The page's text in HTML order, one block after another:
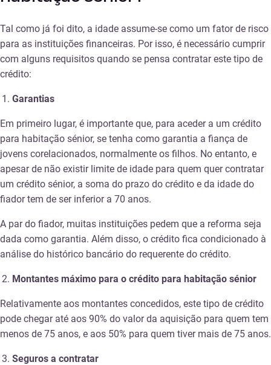
Tal como já foi dito, a idade assume-se como um fator de risco
para as instituições financeiras. Por isso, é necessário cumprir
com alguns requisitos quando se pensa contratar este tipo de
crédito:
Garantias
Em primeiro lugar, é importante que, para aceder a um crédito
para habitação sénior, se tenha como garantia a fiança de
jovens corelacionados, normalmente os filhos. No entanto, e
apesar de não existir limite de idade para quem quer contratar
um crédito sénior, a soma do prazo do crédito e da idade do
fiador tem de ser inferior a 70 anos.
A par do fiador, muitas instituições pedem que a reforma seja
dada como garantia. Além disso, o crédito fica condicionado à
análise do histórico bancário do requerente do crédito.
Montantes máximo para o crédito para habitação sénior
Relativamente aos montantes concedidos, este tipo de crédito
pode chegar até aos 90% do valor da aquisição para quem tem
menos de 75 anos, e aos 50% para quem tiver mais de 75 anos.
Seguros a contratar